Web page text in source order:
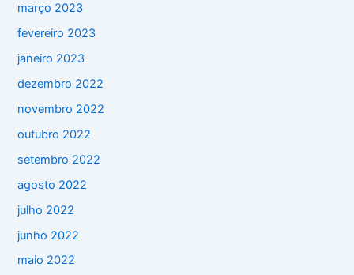
março 2023
fevereiro 2023
janeiro 2023
dezembro 2022
novembro 2022
outubro 2022
setembro 2022
agosto 2022
julho 2022
junho 2022
maio 2022